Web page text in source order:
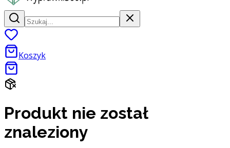
Koszyk
Produkt nie został
znaleziony